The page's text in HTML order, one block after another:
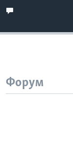
Форум